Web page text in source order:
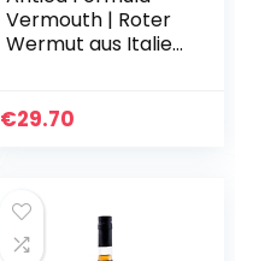
Vermouth | Roter
Wermut aus Italien
oder in Cocktails (1
€29.70